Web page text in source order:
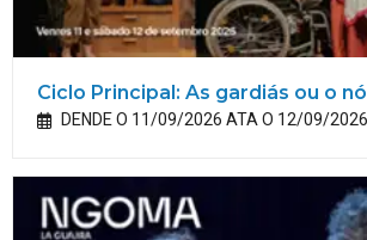
Ciclo Principal: As gardiás ou o
DENDE O 11/09/2026 ATA O 12/09/2026